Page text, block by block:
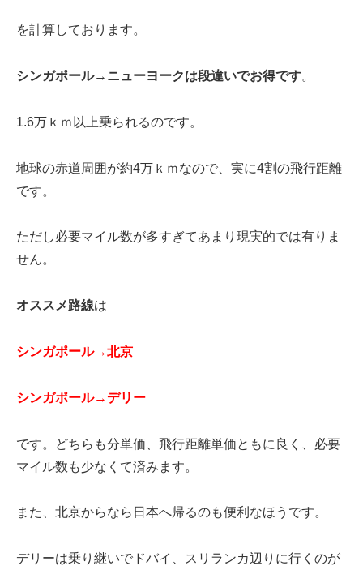
を計算しております。
シンガポール→ニューヨークは段違いでお得です。
1.6万ｋｍ以上乗られるのです。
地球の赤道周囲が約4万ｋｍなので、実に4割の飛行距離
です。
ただし必要マイル数が多すぎてあまり現実的では有りま
せん。
オススメ路線は
シンガポール→北京
シンガポール→デリー
です。どちらも分単価、飛行距離単価ともに良く、必要
マイル数も少なくて済みます。
また、北京からなら日本へ帰るのも便利なほうです。
デリーは乗り継いでドバイ、スリランカ辺りに行くのが